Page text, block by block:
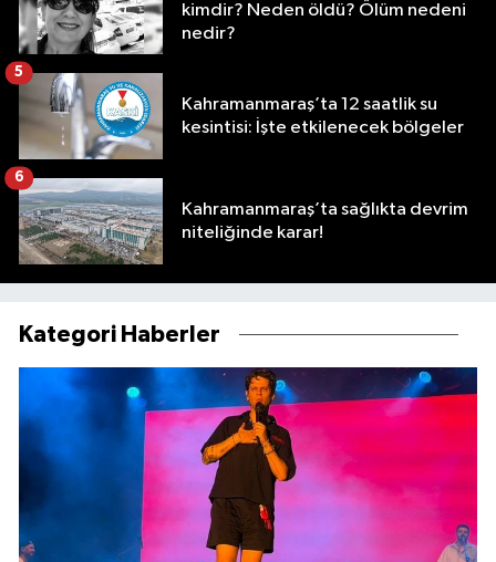
kimdir? Neden öldü? Ölüm nedeni
nedir?
Kahramanmaraş’ta 12 saatlik su
kesintisi: İşte etkilenecek bölgeler
5
Kahramanmaraş’ta sağlıkta devrim
niteliğinde karar!
6
Kategori Haberler